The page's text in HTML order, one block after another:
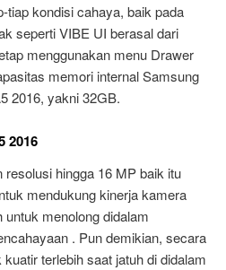
tiap kondisi cahaya, baik pada
seperti VIBE UI berasal dari
menggunakan menu Drawer
memori internal Samsung
2016, yakni 32GB.
2016
hingga 16 MP baik itu
mendukung kinerja kamera
menolong didalam
. Pun demikian, secara
terlebih saat jatuh di didalam